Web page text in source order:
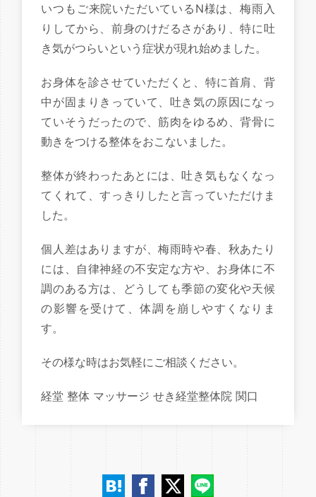
いつもご来院いただいているN様は、梅雨入
りしてから、前身のけだるさがあり、特に吐
き気がつらいという症状が現れ始めました。
お身体を診させていただくと、特に首肩、背
中が固まりきっていて、吐き気の原因になっ
ていそうだったので、筋肉をゆるめ、背骨に
動きをつける整体をおこないました。
整体が終わったあとには、吐き気もなくなっ
てくれて、すっきりしたと言っていただけま
した。
個人差はありますが、梅雨時や春、秋あたり
には、自律神経の不安定な方や、お身体に不
調のある方は、どうしても季節の変化や天候
の影響を受けて、体調を崩しやすくなりま
す。
その様な時はお気軽にご相談ください。
経堂 整体 マッサージ せき経堂整体院 関口